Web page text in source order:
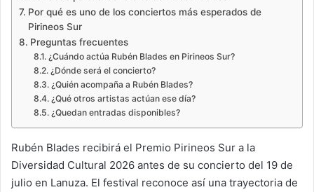
Por qué es uno de los conciertos más esperados de
Pirineos Sur
Preguntas frecuentes
¿Cuándo actúa Rubén Blades en Pirineos Sur?
¿Dónde será el concierto?
¿Quién acompaña a Rubén Blades?
¿Qué otros artistas actúan ese día?
¿Quedan entradas disponibles?
Rubén Blades recibirá el Premio Pirineos Sur a la
Diversidad Cultural 2026 antes de su concierto del 19 de
julio en Lanuza. El festival reconoce así una trayectoria de